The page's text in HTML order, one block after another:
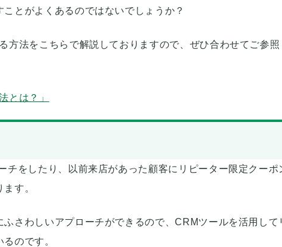
とがよくあるのではないでしょうか？
方法をこちらで解説しておりますので、ぜひ合わせてご参照
とは？」
チをしたり、以前来店があった顧客にリピーター限定クーポ
す。
さわしいアプローチができるので、CRMツールを活用して
のです。